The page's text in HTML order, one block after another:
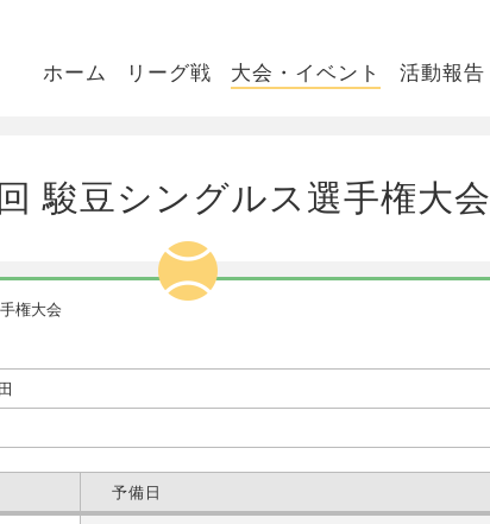
ホーム リーグ戦 大会・イベント 活動報告
駿豆シングルス選手権大会
権大会
予備日